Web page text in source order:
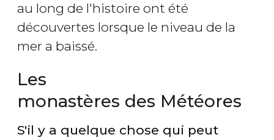
au long de l'histoire ont été
découvertes lorsque le niveau de la
mer a baissé.
Les
monastères des Météores
S'il y a quelque chose qui peut